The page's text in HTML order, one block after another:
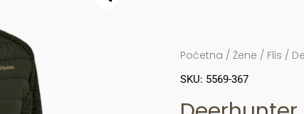
Početna / Žene / Flis /
SKU: 5569-367